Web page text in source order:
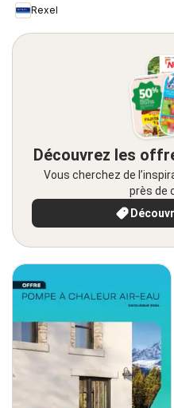
Rexel
Découvrez les
Vous cherchez de
près de